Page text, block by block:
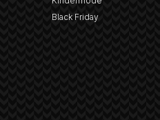
Black Friday